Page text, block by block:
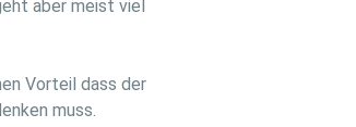
aber meist viel
Vorteil dass der
muss.